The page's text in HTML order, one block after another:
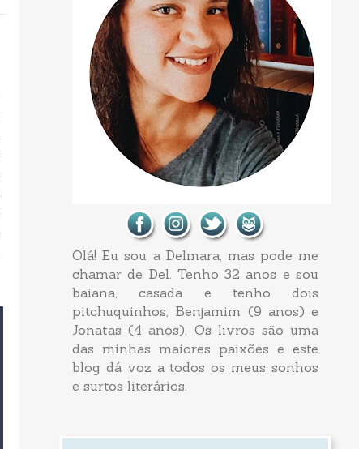
Olá! Eu sou a Delmara, mas pode me
chamar de Del. Tenho 32 anos e sou
baiana, casada e tenho dois
pitchuquinhos, Benjamim (9 anos) e
Jonatas (4 anos). Os livros são uma
das minhas maiores paixões e este
blog dá voz a todos os meus sonhos
e surtos literários.